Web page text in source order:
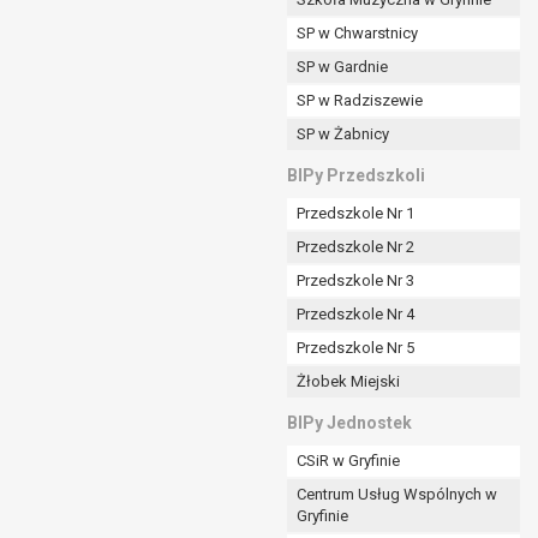
SP w Chwarstnicy
SP w Gardnie
SP w Radziszewie
SP w Żabnicy
BIPy Przedszkoli
Przedszkole Nr 1
Przedszkole Nr 2
Przedszkole Nr 3
Przedszkole Nr 4
Przedszkole Nr 5
Żłobek Miejski
BIPy Jednostek
CSiR w Gryfinie
Centrum Usług Wspólnych w
Gryfinie
danych i nie ma innej podstawy prawnej
sprawdzić prawidłowość tych danych,
podstawy po stronie administratora są